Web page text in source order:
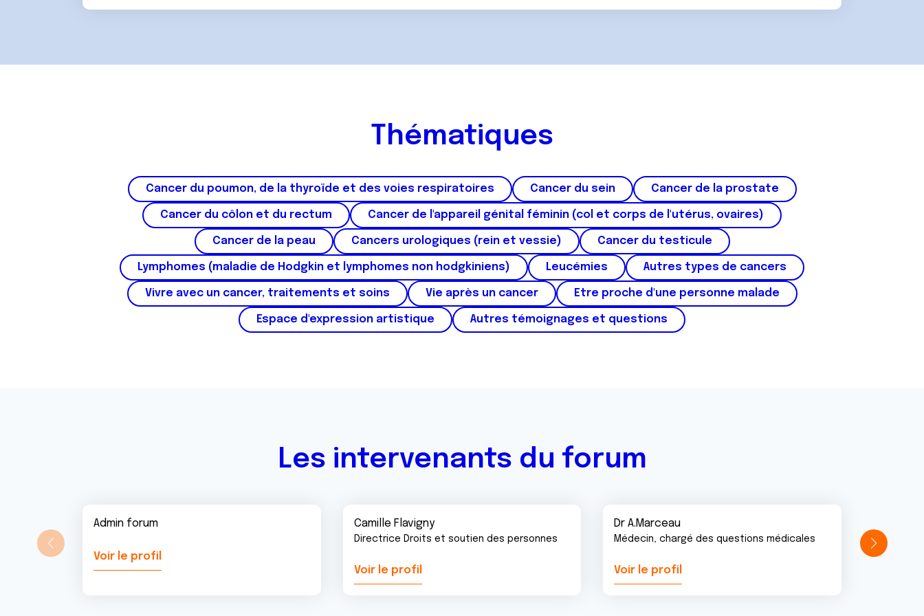
m
Thématiques
Cancer du poumon, de la thyroïde et des voies respiratoires Cancer du sein Cancer de la prostate
Cancer du côlon et du rectum Cancer de l'appareil génital féminin (col et corps de l'utérus, ovaires)
Cancer de la peau Cancers urologiques (rein et vessie) Cancer du testicule
Lymphomes (maladie de Hodgkin et lymphomes non hodgkiniens) Leucémies Autres types de cancers
Vivre avec un cancer, traitements et soins Vie après un cancer Etre proche d'une personne malade
Espace d'expression artistique Autres témoignages et questions
Les intervenants du forum
Admin forum
Voir le profil
Camille Flavigny
Directrice Droits et soutien des personnes
Voir le profil
Dr A.Marceau
Médecin, chargé des questions médicales
Voir le profil